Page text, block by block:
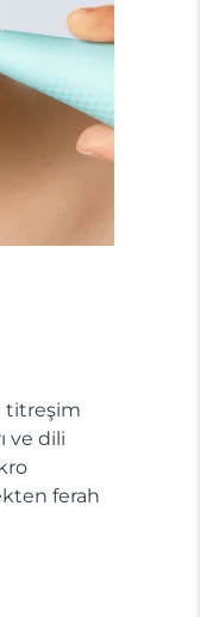
titreşim
ve dili
ferah